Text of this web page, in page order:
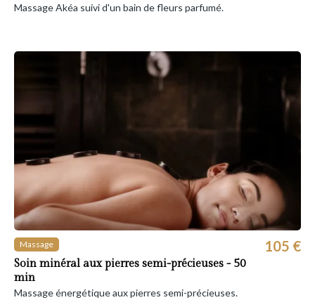
Massage Akéa suivi d'un bain de fleurs parfumé.
Massage
Soin minéral aux pierres semi-précieuses - 50
min
105 €
Massage énergétique aux pierres semi-précieuses.